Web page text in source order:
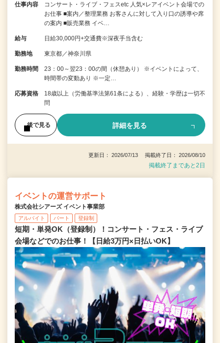
仕事内容
コンサート・ライブ・フェスetc 人気×レアイベント会場での
お仕事 ■案内／整理業務 お客さんに対して入り口の誘導や席
の案内 ■販売業務 イベ…
給与 日給30,000円+交通費※深夜手当含む
勤務地 東京都／神奈川県
勤務時間
23：00～翌23：00の間（休憩あり） ※イベントによって、
時間帯の変動あり ※一定…
応募資格
18歳以上（労働基準法第61条による）、経験・学歴は一切不
問
後で見る 詳細を見る
更新日： 2026/07/13 掲載終了日： 2026/08/10
掲載終了まであと2日
イベントの運営サポート
株式会社シアーズ イベント事業部
アルバイト パート 登録制
短期・単発OK（登録制）！コンサート・フェス・ライブ
会場などでのお仕事！【日給3万円×日払いOK】